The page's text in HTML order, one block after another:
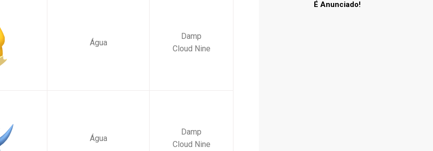
Água
Damp
Cloud Nine
Água
Damp
Cloud Nine
É Anunciado!